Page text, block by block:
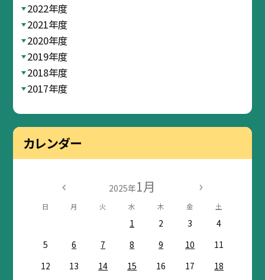
2022年度
2021年度
2020年度
2019年度
2018年度
2017年度
カレンダー
2025年1月
日 月 火 水 木 金 土
1 2 3
4
5
6 7 8 9 10
11
12
13 14 15 16 17
18